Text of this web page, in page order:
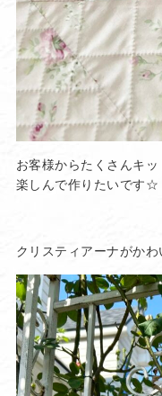
お客様からたくさんキ
楽しんで作りたいです☆
クリスティアーナがか